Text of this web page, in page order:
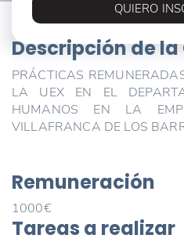
QUIERO
Descripción de
PRÁCTICAS
LA UEX EN EL
HUMANOS EN LA
VILLAFRANCA DE LOS
Remuneración
1000€
Tareas a realizar